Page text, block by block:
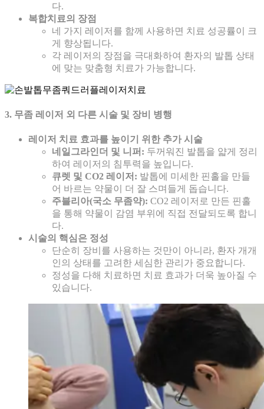
다.
복합치료의 장점
네 가지 레이저를 함께 사용하면 치료 성공률이 크
게 향상됩니다.
각 레이저의 장점을 극대화하여 환자의 발톱 상태
에 맞는 맞춤형 치료가 가능합니다.
3. 무좀 레이저 외 다른 시술 및 장비 병행
레이저 치료 효과를 높이기 위한 추가 시술
네일그라인더 및 니퍼: 두꺼워진 발톱을 얇게 정리
하여 레이저의 침투력을 높입니다.
큐렛 및 CO2 레이저: 발톱에 미세한 핀홀을 만들
어 바르는 약물이 더 잘 스며들게 돕습니다.
주블리아(국소 무좀약): CO2 레이저로 만든 핀홀
을 통해 약물이 감염 부위에 직접 전달되도록 합니
다.
시술의 핵심은 정성
단순히 장비를 사용하는 것만이 아니라, 환자 개개
인의 상태를 고려한 세심한 관리가 중요합니다.
정성을 다해 치료하면 치료 효과가 더욱 높아질 수
있습니다.